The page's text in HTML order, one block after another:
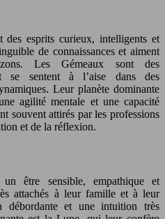
des esprits curieux, intelligents et
de connaissances et aiment
Les Gémeaux sont des
se sentent à l’aise dans des
Leur planète dominante
agilité mentale et une capacité
souvent attirés par les professions
et de la réflexion.
être sensible, empathique et
attachés à leur famille et à leur
et une intuition très